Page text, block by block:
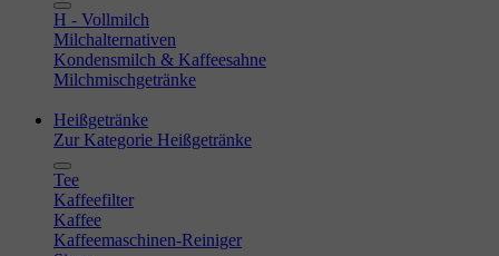
H - Vollmilch
Milchalternativen
Kondensmilch & Kaffeesahne
Milchmischgetränke
Heißgetränke
Zur Kategorie Heißgetränke
Tee
Kaffeefilter
Kaffee
Kaffeemaschinen-Reiniger